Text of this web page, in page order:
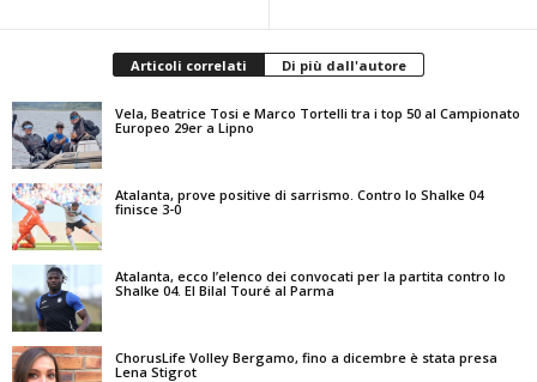
Articoli correlati Di più dall'autore
Vela, Beatrice Tosi e Marco Tortelli tra i top 50 al Campionato
Europeo 29er a Lipno
Atalanta, prove positive di sarrismo. Contro lo Shalke 04
finisce 3-0
Atalanta, ecco l’elenco dei convocati per la partita contro lo
Shalke 04. El Bilal Touré al Parma
ChorusLife Volley Bergamo, fino a dicembre è stata presa
Lena Stigrot